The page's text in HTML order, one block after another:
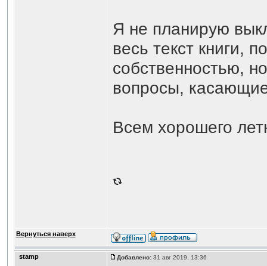
Я не планирую
весь текст книги,
собственностью,
вопросы,
Всем хорошего
Вернуться наверх
stamp Добавлено:31 авг 2019, 13:36